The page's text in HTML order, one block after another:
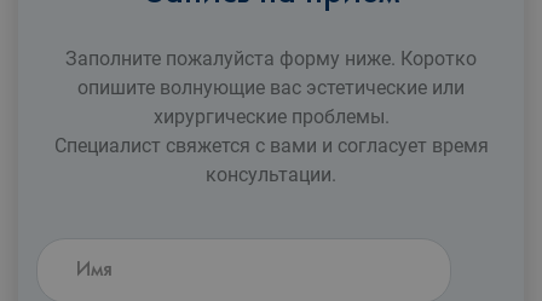
Заполните пожалуйста форму ниже. Коротко
опишите волнующие вас эстетические или
xирургические проблемы.
Специалист свяжется с вами и согласует время
консультации.